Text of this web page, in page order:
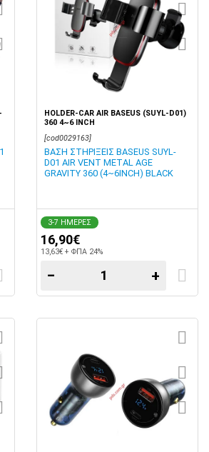
HOLDER-CAR AIR BASEUS (SUYL-D01)
360 4~6 INCH
[cod0029163]
ΒΑΣΗ ΣΤΗΡΙΞΕΙΣ BASEUS SUYL-
D01 AIR VENT METAL AGE
GRAVITY 360 (4~6INCH) BLACK
3-7 ΗΜΕΡΕΣ
16,90€
13,63€ + ΦΠΑ 24%
− +